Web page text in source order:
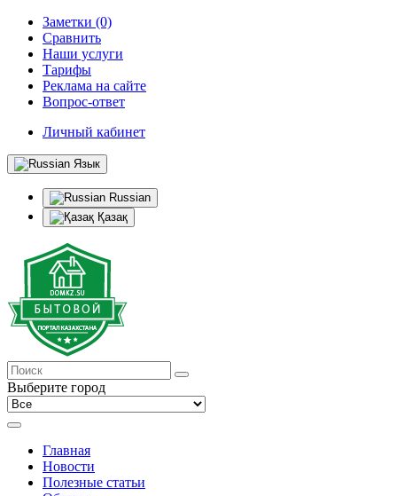
Заметки (0)
Сравнить
Наши услуги
Тарифы
Реклама на сайте
Вопрос-ответ
Личный кабинет
Язык
Russian
Қазақ
Выберите город
Главная
Новости
Полезные статьи